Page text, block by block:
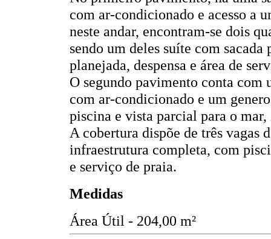
com ar-condicionado e acesso a
neste andar, encontram-se dois
sendo um deles suíte com
planejada, despensa e área de
O segundo pavimento conta com
com ar-condicionado e um
piscina e vista parcial para o
A cobertura dispõe de três vagas
infraestrutura completa, com
e serviço de praia.
Medidas
Área Útil - 204,00 m²